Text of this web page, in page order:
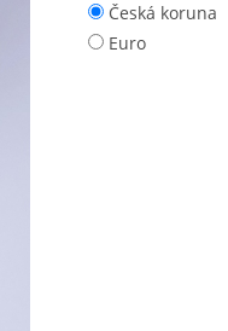
Česká koruna
Euro